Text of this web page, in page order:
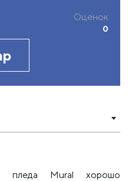
Оценок
0
пледа Mural хорошо